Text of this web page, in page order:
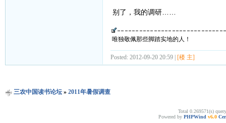
别了，我的调研……
唯独敬佩那些脚踏实地的人！
Posted: 2012-09-20 20:59 | [楼 主]
三农中国读书论坛» 2011年暑假调查
Total 0.269571(s)
Powered by PHPWind v6.0